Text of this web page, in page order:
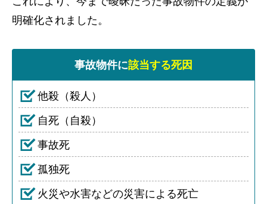
明確化されました。
事故物件に該当する死因
他殺（殺人）
自死（自殺）
事故死
孤独死
火災や水害などの災害による死亡